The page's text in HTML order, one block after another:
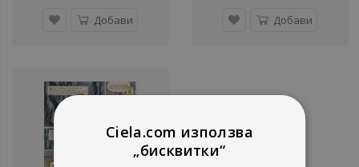
Добави Добави
Ciela.com използва
„бисквитки“